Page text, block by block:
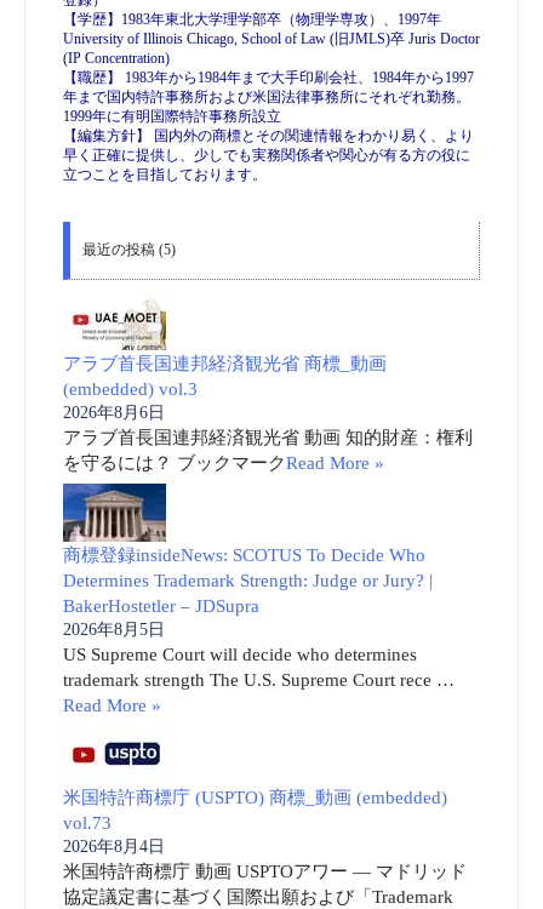
【学歴】1983年東北大学理学部卒（物理学専攻）、1997年
University of Illinois Chicago, School of Law (旧JMLS)卒 Juris Doctor
(IP Concentration)
【職歴】 1983年から1984年まで大手印刷会社、1984年から1997
年まで国内特許事務所および米国法律事務所にそれぞれ勤務。
1999年に有明国際特許事務所設立
【編集方針】 国内外の商標とその関連情報をわかり易く、より
早く正確に提供し、少しでも実務関係者や関心が有る方の役に
立つことを目指しております。
最近の投稿 (5)
アラブ首長国連邦経済観光省 商標_動画
(embedded) vol.3
2026年8月6日
アラブ首長国連邦経済観光省 動画 知的財産：権利
を守るには？ ブックマークRead More »
商標登録insideNews: SCOTUS To Decide Who
Determines Trademark Strength: Judge or Jury? |
BakerHostetler – JDSupra
2026年8月5日
US Supreme Court will decide who determines
trademark strength The U.S. Supreme Court rece …
Read More »
米国特許商標庁 (USPTO) 商標_動画 (embedded)
vol.73
2026年8月4日
米国特許商標庁 動画 USPTOアワー ― マドリッド
協定議定書に基づく国際出願および「Trademark